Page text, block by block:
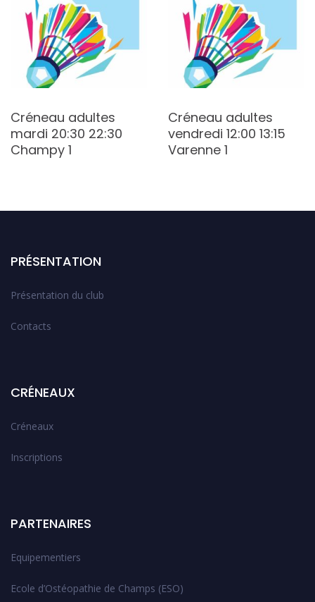
Créneau adultes
mardi 20:30 22:30
Champy 1
Créneau adultes
vendredi 12:00 13:15
Varenne 1
PRÉSENTATION
Présentation du club
Contacts
CRÉNEAUX
Créneaux
Inscriptions
PARTENAIRES
Equipementiers
Ecole d’Ostéopathie de Champs (ESO)